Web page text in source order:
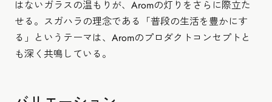
はないガラスの温もりが、Aromの灯りをさらに際立た
せる。スガハラの理念である「普段の生活を豊かにす
る」というテーマは、Aromのプロダクトコンセプトと
も深く共鳴している。